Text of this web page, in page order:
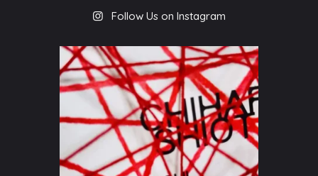
Follow Us on Instagram